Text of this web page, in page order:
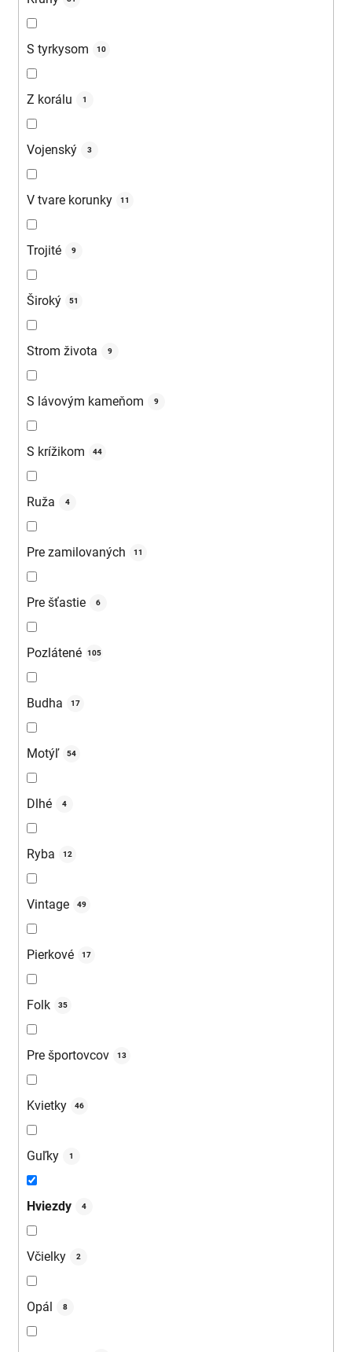
S tyrkysom 10
Z korálu 1
Vojenský 3
V tvare korunky 11
Trojité 9
Široký 51
Strom života 9
S lávovým kameňom 9
S krížikom 44
Ruža 4
Pre zamilovaných 11
Pre šťastie 6
Pozlátené 105
Budha 17
Motýľ 54
Dlhé 4
Ryba 12
Vintage 49
Pierkové 17
Folk 35
Pre športovcov 13
Kvietky 46
Guľky 1
Hviezdy 4
Včielky 2
Opál 8